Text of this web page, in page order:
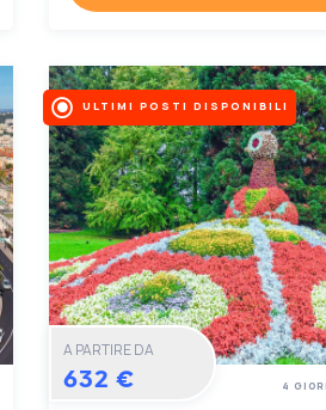
ULTIMI POSTI DISPONIBILI
A PARTIRE DA
632 € 4